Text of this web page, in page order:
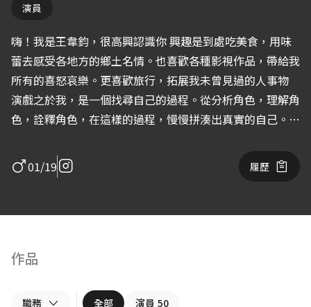
演員
嗨！我是王韋鈞，很高興認識你 興趣是到處吃美食，用味
蕾去感受各地方的鄉土名情。也喜歡各種影視作品，帶給我
所有的喜怒哀樂。更喜歡旅行，拓展我未曾見過的人事物
演戲之於我，是一個找尋自己的過程。從分析角色，理解角
色，詮釋角色，在這樣的過程，慢慢拼湊出真實的自己。謝
的思想。 歡迎任何形式的表演邀約，來者不拒！
01/19 履歷
作品
職務 全部 演員 50